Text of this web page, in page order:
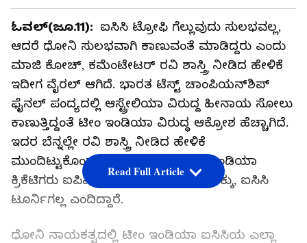
ಓವಲ್(ಜೂ.11): ಐಸಿಸಿ ಟ್ರೋಫಿ ಗೆಲ್ಲುವುದು ಸುಲಭವಲ್ಲ,
ಆದರೆ ಧೋನಿ ಸುಲಭವಾಗಿ ಕಾಣುವಂತೆ ಮಾಡಿದ್ದರು ಎಂದು
ಮಾಜಿ ಕೋಚ್, ಕಮೆಂಟೇಟರ್ ರವಿ ಶಾಸ್ತ್ರಿ ನೀಡಿದ ಹೇಳಿಕೆ
ಇದೀಗ ವೈರಲ್ ಆಗಿದೆ. ಭಾರತ ಟೆಸ್ಟ್ ಚಾಂಪಿಯನ್‌ಶಿಪ್
ಫೈನಲ್ ಪಂದ್ಯದಲ್ಲಿ ಆಸ್ಟ್ರೇಲಿಯಾ ವಿರುದ್ದ ಹೀನಾಯ ಸೋಲು
ಕಾಣುತ್ತಿದ್ದಂತೆ ಟೀಂ ಇಂಡಿಯಾ ವಿರುದ್ಧ ಆಕ್ರೋಶ ಹೆಚ್ಚಾಗಿದೆ.
ಇದರ ಬೆನ್ನಲ್ಲೇ ರವಿ ಶಾಸ್ತ್ರಿ ನೀಡಿದ ಹೇಳಿಕೆ
ಮುಂದಿಟ್ಟುಕೊಂಡು ಅಭಿಮಾನಿಗಳು, ಟೀಂ ಇಂಡಿಯಾ
ಕ್ರಿಕೆಟಿಗರು ಐಪಿಎಲ್ ಟೂರ್ನಿ ಆಡಲು ಲಾಯಕ್ಕು, ಐಸಿಸಿ
ಟೂರ್ನಿಗಲ್ಲ ಎಂದಿದ್ದಾರೆ.
ಧೋನಿ ನಾಯಕತ್ವದಲ್ಲಿ ಟೀಂ ಇಂಡಿಯಾ ಐಸಿಸಿಯ ಎಲ್ಲಾ
Read Full Article